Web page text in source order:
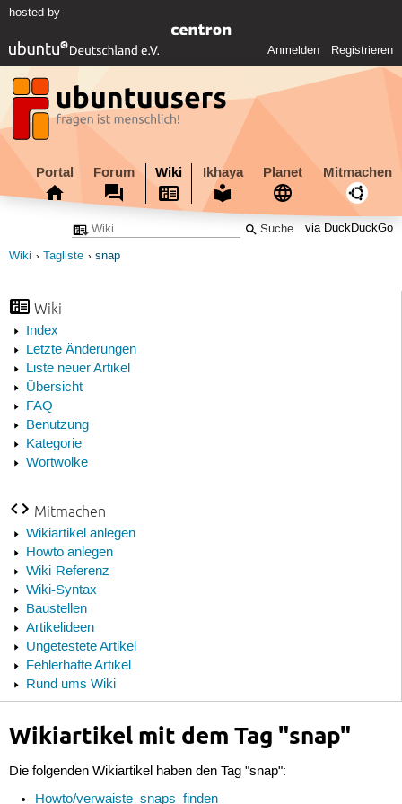
hosted by
Anmelden Registrieren
Portal Forum Wiki Ikhaya Planet Mitmachen
via DuckDuckGo
Wiki Tagliste snap
Wiki
Index
Letzte Änderungen
Liste neuer Artikel
Übersicht
FAQ
Benutzung
Kategorie
Wortwolke
Mitmachen
Wikiartikel anlegen
Howto anlegen
Wiki-Referenz
Wiki-Syntax
Baustellen
Artikelideen
Ungetestete Artikel
Fehlerhafte Artikel
Rund ums Wiki
Wikiartikel mit dem Tag "snap"
Die folgenden Wikiartikel haben den Tag "snap":
Howto/verwaiste_snaps_finden